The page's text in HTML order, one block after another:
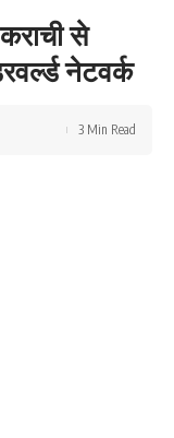
से
नेटवर्क
3 Min Read